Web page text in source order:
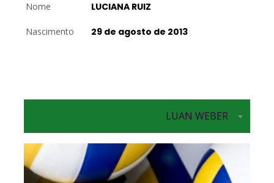
Nome LUCIANA RUIZ
Nascimento 29 de agosto de 2013
LUAN WEBER